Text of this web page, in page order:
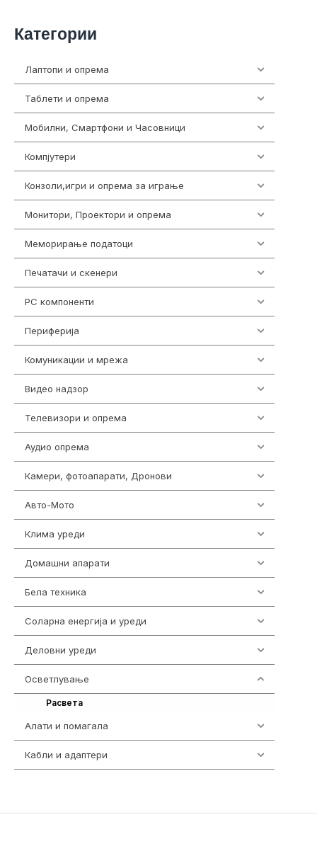
Категории
Лаптопи и опрема
Таблети и опрема
Мобилни, Смартфони и Часовници
Компјутери
Конзоли,игри и опрема за играње
Монитори, Проектори и опрема
Меморирање податоци
Печатачи и скенери
PC компоненти
Периферија
Комуникации и мрежа
Видео надзор
Телевизори и опрема
Аудио опрема
Камери, фотоапарати, Дронови
Авто-Мото
Клима уреди
Домашни апарати
Бела техника
Соларна енергија и уреди
Деловни уреди
Осветлување
Расвета
Алати и помагала
Кабли и адаптери